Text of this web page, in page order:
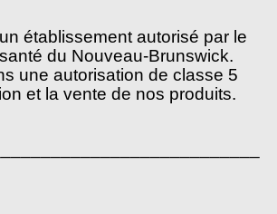
établissement autorisé par le
du Nouveau-Brunswick.
une autorisation de classe 5
et la vente de nos produits.